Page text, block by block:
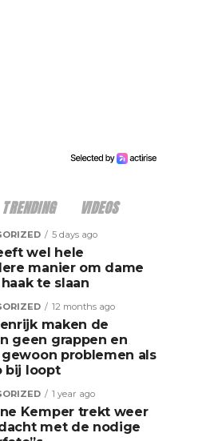
TRENDING VIDEOS
5 days ago
wel hele
manier om dame
te slaan
12 months ago
maken de
geen grappen en
problemen als
bij loopt
1 year ago
Kemper trekt weer
met de nodige